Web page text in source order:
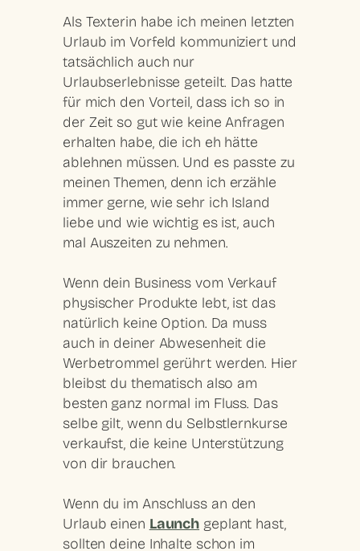
Als Texterin habe ich meinen letzten
Urlaub im Vorfeld kommuniziert und
tatsächlich auch nur
Urlaubserlebnisse geteilt. Das hatte
für mich den Vorteil, dass ich so in
der Zeit so gut wie keine Anfragen
erhalten habe, die ich eh hätte
ablehnen müssen. Und es passte zu
meinen Themen, denn ich erzähle
immer gerne, wie sehr ich Island
liebe und wie wichtig es ist, auch
mal Auszeiten zu nehmen.
Wenn dein Business vom Verkauf
physischer Produkte lebt, ist das
natürlich keine Option. Da muss
auch in deiner Abwesenheit die
Werbetrommel gerührt werden. Hier
bleibst du thematisch also am
besten ganz normal im Fluss. Das
selbe gilt, wenn du Selbstlernkurse
verkaufst, die keine Unterstützung
von dir brauchen.
Wenn du im Anschluss an den
Urlaub einen Launch geplant hast,
sollten deine Inhalte schon im